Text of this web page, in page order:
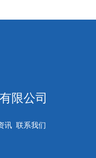
限公司
讯 联系我们